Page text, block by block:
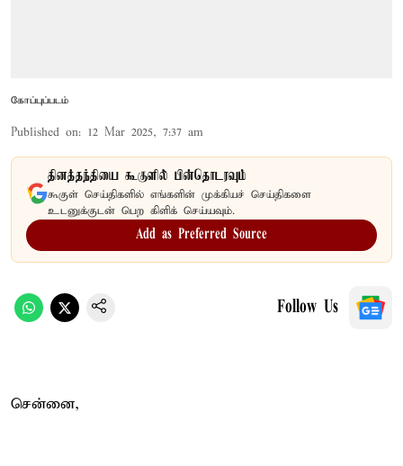
கோப்புப்படம்
Published on: 12 Mar 2025, 7:37 am
தினத்தந்தியை கூகுளில் பின்தொடரவும்
கூகுள் செய்திகளில் எங்களின் முக்கியச் செய்திகளை
உடனுக்குடன் பெற கிளிக் செய்யவும்.
Add as Preferred Source
Follow Us
சென்னை,